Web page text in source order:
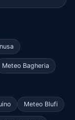
Meteo Bagheria
Meteo Blufi